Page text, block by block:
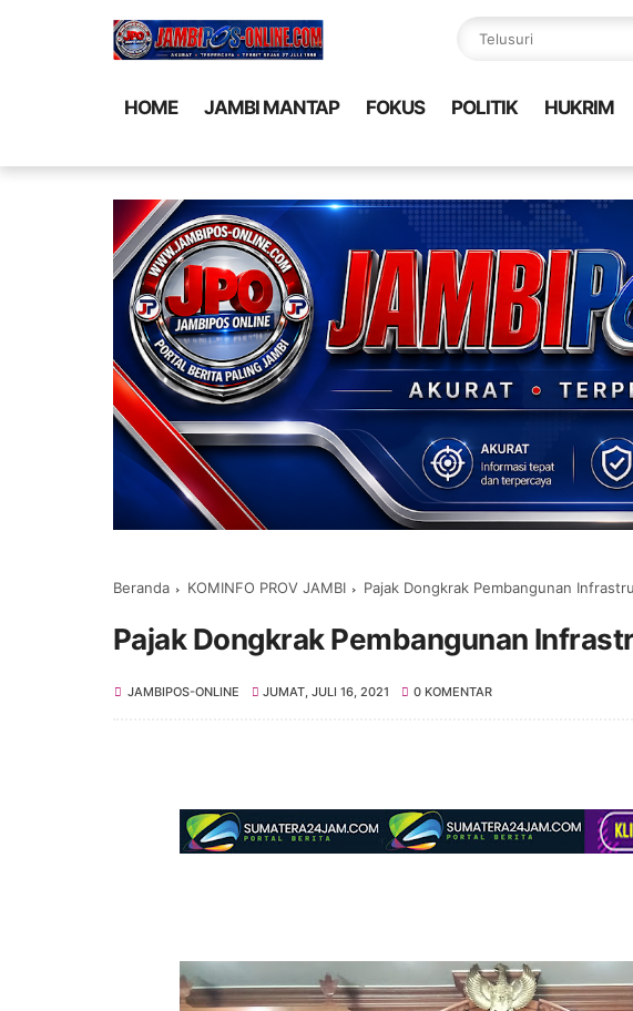
HOME JAMBI MANTAP FOKUS POLITIK HUKRIM
Beranda KOMINFO PROV JAMBI Pajak Dongkrak Pembangunan
Pajak Dongkrak Pembangunan
JAMBIPOS-ONLINE JUMAT, JULI 16, 2021 0 KOMENTAR